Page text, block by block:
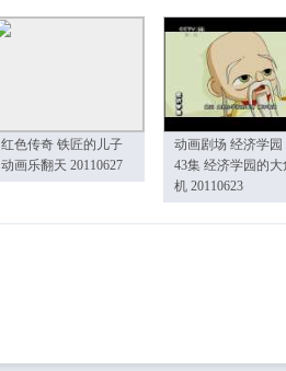
红色传奇 铁匠的儿子
动画乐翻天 20110627
动画剧场 经济学园
43集 经济学园的大
机 20110623